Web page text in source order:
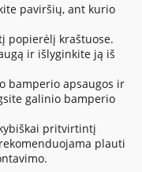
paviršių, ant kurio
popierėlį kraštuose.
ir išlyginkite ją iš
bamperio apsaugos ir
galinio bamperio
pritvirtintį
plauti